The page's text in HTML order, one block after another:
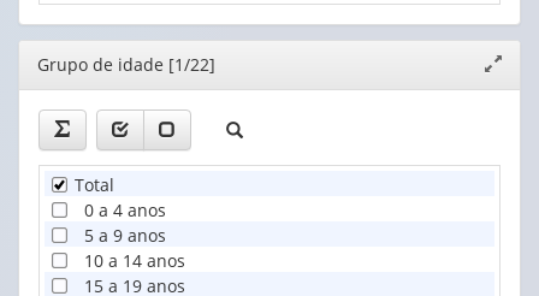
Editor
janela
Grupo de idade [1/22]
Total
0 a 4 anos
5 a 9 anos
10 a 14 anos
15 a 19 anos